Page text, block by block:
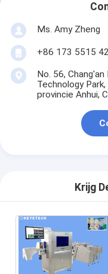
Ms. Amy Zheng
+86 173 5515
No. 56,
Technology
provincie Anhui,
Krijg